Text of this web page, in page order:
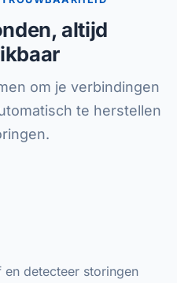
altijd
om je verbindingen
te herstellen
detecteer storingen